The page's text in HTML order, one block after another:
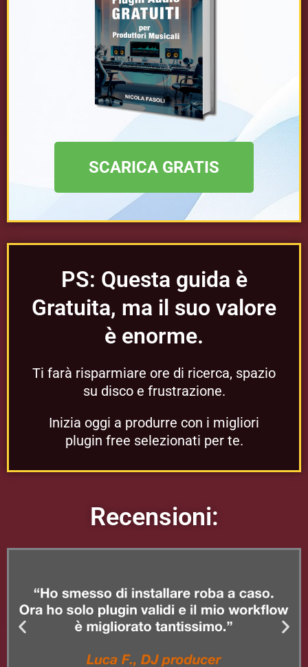
SCARICA GRATIS
PS: Questa guida è
Gratuita, ma il suo valore
è enorme.
Ti farà risparmiare ore di ricerca, spazio
su disco e frustrazione.
Inizia oggi a produrre con i migliori
plugin free selezionati per te.
Recensioni: